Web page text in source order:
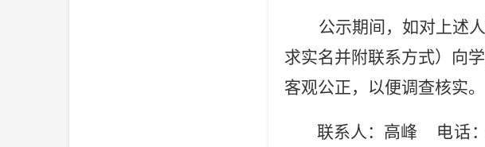
公示期间 ，如对上述
求实名并附联系方式）向
客观公正，以便调查核实。
联系人： 高峰 电话：